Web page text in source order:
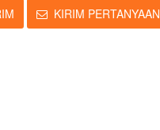
KIRIM PERTANYAAN